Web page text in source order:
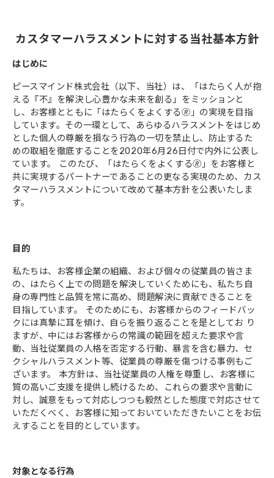
カスタマーハラスメントに対する当社基本方針
はじめに
ピースマインド株式会社（以下、当社）は、「はたらく人が抱
える『不』を解決し心豊かな未来を創る」をミッションと
し、お客様とともに「はたらくをよくする🄬」の実現を目指
しています。その一環として、あらゆるハラスメントをはじめ
とした個人の尊厳を損なう行為の一切を禁止し、防止するた
めの取組を徹底することを2020年6月26日付で内外に公表し
ています。 このたび、「はたらくをよくする🄬」をお客様と
共に実現するパートナーであることの更なる実現のため、カス
タマーハラスメントについて改めて基本方針を公表いたしま
す。
目的
私たちは、お客様企業の組織、および個々の従業員の皆さま
の、はたらく上での問題を解決していくためにも、私たち自
身の専門性と品質を常に高め、問題解決に貢献できることを
目指しています。 そのためにも、お客様からのフィードバッ
クには真摯に耳を傾け、自らを振り返ることを是としてお り
ますが、中にはお客様からの常識の範囲を超えた要求や言
動、当社従業員の人格を否定する行動、暴言を含む暴力、セ
クシャルハラスメント等、従業員の尊厳を傷つける事例もご
ざいます。 本方針は、当社従業員の人権を尊重し、お客様に
質の高いご支援を提供し続けるため、これらの要求や言動に
対し、誠意をもって対応しつつも毅然とした態度で対応させて
いただくべく、お客様に知っておいていただきたいことをお伝
えすることを目的としています。
対象となる行為